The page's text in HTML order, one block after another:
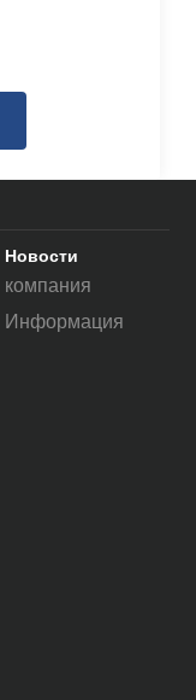
Новости
компания
Информация